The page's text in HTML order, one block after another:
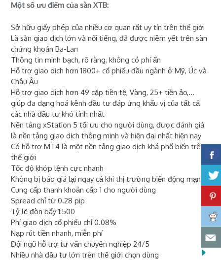
Một số ưu điểm của sàn XTB:
Sở hữu giấy phép của nhiều cơ quan rất uy tín trên thế giới
Là sàn giao dịch lớn và nổi tiếng, đã được niêm yết trên sàn
chứng khoán Ba-Lan
Thông tin minh bạch, rõ ràng, không có phí ẩn
Hỗ trợ giao dịch hơn 1800+ cổ phiếu đầu ngành ở Mỹ, Úc và
Châu Âu
Hỗ trợ giao dịch hơn 49 cặp tiền tệ, Vàng, 25+ tiền ảo,...
giúp đa dạng hoá kênh đầu tư đáp ứng khẩu vị của tất cả
các nhà đầu tư khó tính nhất
Nền tảng xStation 5 tối ưu cho người dùng, được đánh giá
là nền tảng giao dịch thông minh và hiện đại nhất hiện nay
Có hỗ trợ MT4 là một nền tảng giao dịch khá phổ biến trên
thế giới
Tốc độ khớp lệnh cực nhanh
Không bị báo giá lại ngay cả khi thị trường biến động mạnh
Cung cấp thanh khoản cấp 1 cho người dùng
Spread chỉ từ 0.28 pip
Tỷ lệ đòn bẩy 1:500
Phí giao dịch cổ phiếu chỉ 0.08%
Nạp rút tiền nhanh, miễn phí
Đội ngũ hỗ trợ tư vấn chuyên nghiệp 24/5
Nhiều nhà đầu tư lớn trên thế giới chọn dùng